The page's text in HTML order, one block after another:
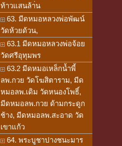
ท้าวแสนล้า่น
63. มีดหมอหลวงพ่อพัฒน์
วัดห้วยด้วน,
63.1 มีดหมอหลวงพ่อจ้อย
วัดศรีอุทุมพร
63.2 มีดหมอเหล็กน้ำพี้
ลพ.กวย วัดโฆสิตาราม, มีด
หมอลพ.เดิม วัดหนองโพธิ์,
มีดหมอลพ.กวย ด้ามกระดูก
ช้าง, มีดหมอลพ.สะอาด วัด
เขาแก้ว
64. พระบูชาปางชนะมาร